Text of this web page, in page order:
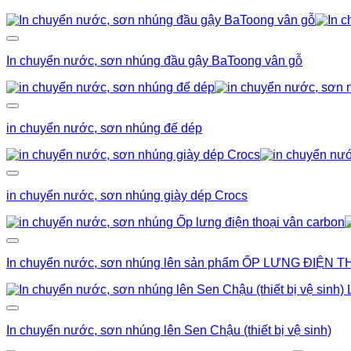
In chuyển nước, sơn nhúng đầu gậy BaToong vân gỗ
in chuyển nước, sơn nhúng đế dép
in chuyển nước, sơn nhúng giày dép Crocs
In chuyển nước, sơn nhúng lên sản phẩm ỐP LƯNG ĐIỆN
In chuyển nước, sơn nhúng lên Sen Chậu (thiết bị vệ sinh)